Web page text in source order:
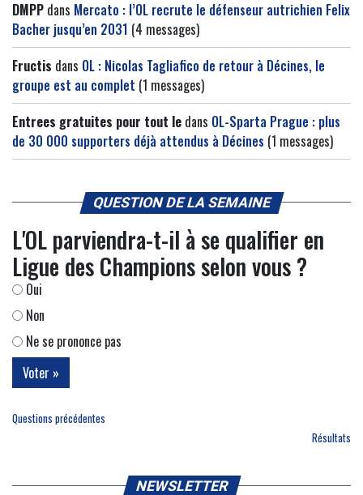
DMPP dans Mercato : l’OL recrute le défenseur autrichien Felix
Bacher jusqu’en 2031 (4 messages)
Fructis dans OL : Nicolas Tagliafico de retour à Décines, le
groupe est au complet (1 messages)
Entrees gratuites pour tout le dans OL-Sparta Prague : plus
de 30 000 supporters déjà attendus à Décines (1 messages)
QUESTION DE LA SEMAINE
L'OL parviendra-t-il à se qualifier en
Ligue des Champions selon vous ?
Oui
Non
Ne se prononce pas
Questions précédentes
Résultats
NEWSLETTER